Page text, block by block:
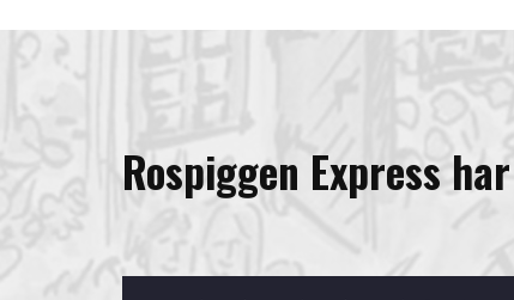
Rospiggen Express